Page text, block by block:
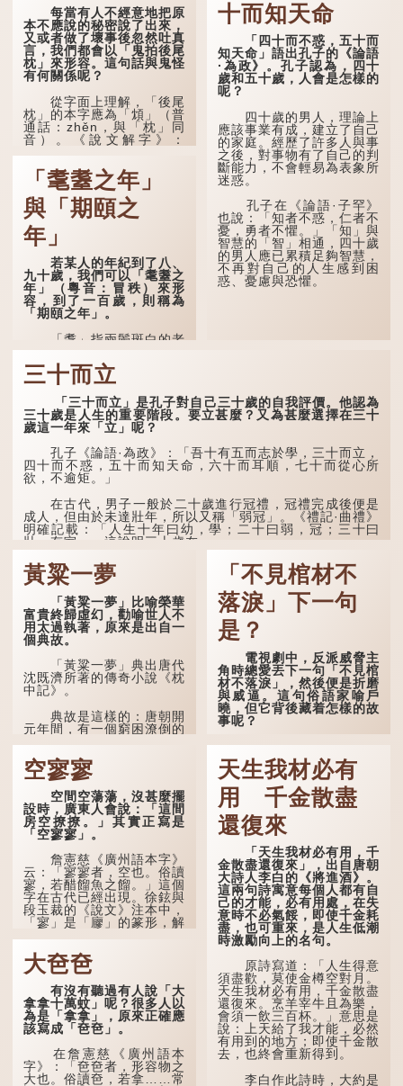
每當有人不經意地把原
本不應說的秘密說了出來，
又或者做了壞事後忽然吐真
言，我們都會以「鬼拍後尾
枕」來形容。這句話與鬼怪
有何關係呢？
從字面上理解，「後尾
枕」的本字應為「䪴」（普
通話：zhěn，與「枕」同
音）。《說文解字》：
後部與枕頭接觸的地方。
民間流傳有一種說法，
人會將一些不欲為人所知的
記憶藏於頸後之處。如果忽
然吐真言，就好像被不明東
西（如鬼魂）在後腦拍了一
下，藏在腦中的秘密便脫口
而出。因此「鬼拍...
「耄耋之年」
與「期頤之
年」
若某人的年紀到了八、
九十歲，我們可以「耄耋之
年」（粵音：冒秩）來形
容，到了一百歲，則稱為
「期頤之年」。
「耄」指兩鬢斑白的老
人家，亦含有思想紊亂的意
思；「耋」更有跌倒的意
思，也是用來形容老人家
曹操《對酒歌》就曾寫
道：「耄耋皆得以壽終，恩
到了一百歲呢？
頤」。《禮記.曲禮上》：
「百年曰期頤。」鄭玄註：
「期，猶要也；頤，養也。
不知衣服食味，孝子要盡養
道...
十而知天命
「四十而不惑，五十而
知天命」語出孔子的《論語
·為政》。孔子認為，四十
歲和五十歲，人會是怎樣的
呢？
四十歲的男人，理論上
應該事業有成，建立了自己
的家庭。經歷了許多人與事
之後，對事物有了自己的判
斷能力，不會輕易為表象所
迷惑。
孔子在《論語·子罕》
也說：「知者不惑，仁者不
憂，勇者不懼。」「知」與
智慧的「智」相通，四十歲
的男人應已累積足夠智慧，
不再對自己的人生感到困
惑、憂慮與恐懼。
三十而立
「三十而立」是孔子對自己三十歲的自我評價。他認為
三十歲是人生的重要階段。要立甚麼？又為甚麼選擇在三十
歲這一年來「立」呢？
孔子《論語·為政》：「吾十有五而志於學，三十而立，
四十而不惑，五十而知天命，六十而耳順，七十而從心所
欲，不逾矩。」
在古代，男子一般於二十歲進行冠禮，冠禮完成後便是
成人，但由於未達壯年，所以又稱「弱冠」。《禮記·曲禮》
明確記載：「人生十年曰幼，學；二十曰弱，冠；三十曰
壯，有室。」這說明三十歲在...
黃粱一夢
「黃粱一夢」比喻榮華
富貴終歸虛幻，勸喻世人不
用太過執著，原來是出自一
個典故。
「黃粱一夢」典出唐代
沈既濟所著的傳奇小說《枕
中記》。
典故是這樣的：唐朝開
元年間，有一個窮困潦倒的
中經過一間旅店休息，碰巧
遇到一位呂姓道士，兩人暢
談甚歡。
言談間，盧姓書生感慨
自己雖貴為讀書人，但一直
未能考取功名，仍然貧困，
感到十分落泊。於是，道士
拿出一個青瓷枕頭，讓...
「不見棺材不
落淚」下一句
是？
電視劇中，反派威脅主
角時總愛丟下一句「不見棺
材不落淚」，然後便是折磨
與威逼。這句俗語家喻戶
曉，但它背後藏着怎樣的故
事呢？
「不見棺材不落淚」的
原句，有說法是「不見棺材
不下淚」或「不見親棺不下
淚」，出自明朝蘭陵笑笑生
所著的《金瓶梅詞話》第九
十八回。原意是指人未親眼
見到親人棺木，便不會真正
感到悲傷；後來引申為比喻
人執迷不悟，不到徹底失
敗，便不肯罷休。
許多人對這上半句耳熟
能詳，但它其實還有下半句
——「不到黃河心不死」...
空寥寥
空間空蕩蕩，沒甚麼擺
設時，廣東人會說：「這間
房空撩撩。」其實正寫是
「空寥寥」。
詹憲慈《廣州語本字》
云：「寥寥者，空也。俗讀
寥，若醋餾魚之餾。」這個
字在古代已經出現。徐鉉與
段玉裁的《說文》注本中，
「寥」是「廫」的篆形，解
事，以「寥寥安期，虛質高
清」形容空虛無所事事。
大夿夿
有沒有聽過有人說「大
拿拿十萬蚊」呢？很多人以
為是「拿拿」，原來正確應
該寫成「夿夿」。
在詹憲慈《廣州語本
字》：「夿夿者，形容物之
大也。俗讀夿，若拿……常
天生我材必有
用 千金散盡
還復來
「天生我材必有用，千
金散盡還復來」，出自唐朝
大詩人李白的《將進酒》。
這兩句詩寓意每個人都有自
己的才能，必有用處，在失
意時不必氣餒，即使千金耗
盡，也可重來，是人生低潮
時激勵向上的名句。
原詩寫道：「人生得意
須盡歡，莫使金樽空對月。
天生我材必有用，千金散盡
還復來。烹羊宰牛且為樂，
會須一飲三百杯。」意思是
說：上天給了我才能，必然
有用到的地方；即使千金散
去，也終會重新得到。
李白作此詩時，大約是